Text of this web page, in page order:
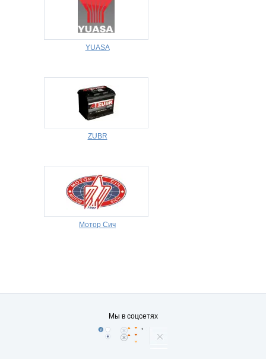
YUASA
ZUBR
Мотор Сич
Мы в соцсетях